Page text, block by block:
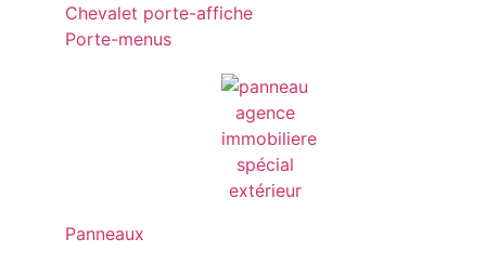
Chevalet porte-affiche
Porte-menus
Panneaux